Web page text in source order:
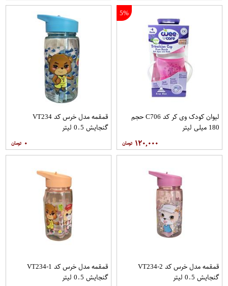
5%
لیوان کودک وی کر کد C706 حجم
180 میلی لیتر
۱۲۰,۰۰۰
قمقمه مدل خرس کد VT234
گنجایش 0.5 لیتر
۰
قمقمه مدل خرس کد VT234-2
گنجایش 0.5 لیتر
قمقمه مدل خرس کد VT234-1
گنجایش 0.5 لیتر